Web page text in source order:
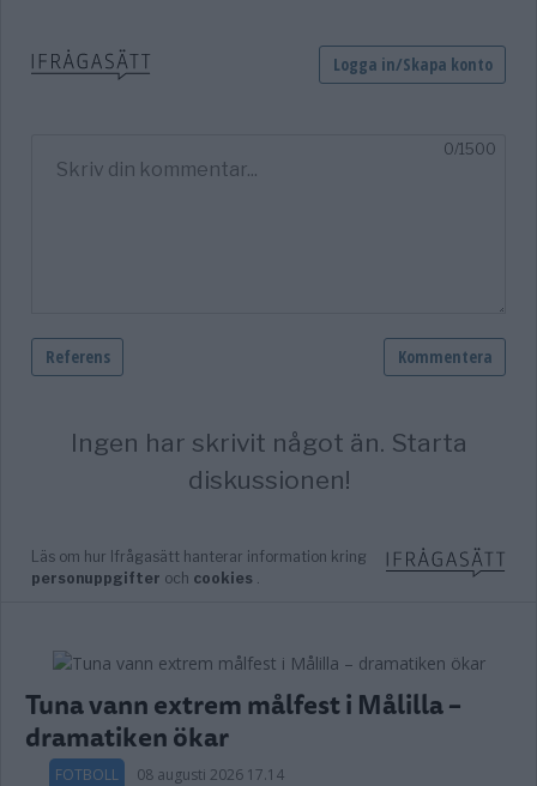
Tuna vann extrem målfest i Målilla –
dramatiken ökar
FOTBOLL 08 augusti 2026 17.14